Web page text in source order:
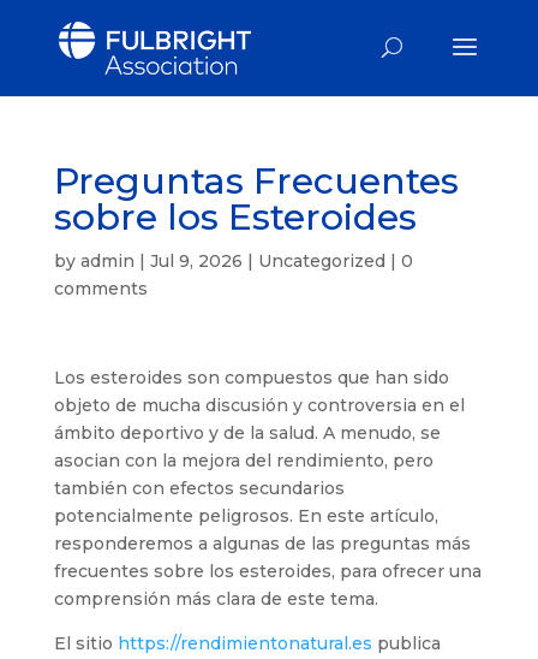
Preguntas Frecuentes
sobre los Esteroides
by admin | Jul 9, 2026 | Uncategorized | 0
comments
Los esteroides son compuestos que han sido
objeto de mucha discusión y controversia en el
ámbito deportivo y de la salud. A menudo, se
asocian con la mejora del rendimiento, pero
también con efectos secundarios
potencialmente peligrosos. En este artículo,
responderemos a algunas de las preguntas más
frecuentes sobre los esteroides, para ofrecer una
comprensión más clara de este tema.
El sitio https://rendimientonatural.es publica